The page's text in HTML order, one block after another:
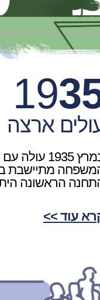
19
ארצה
במרץ 1935
מתיישבת
הראשונה
עוד >>